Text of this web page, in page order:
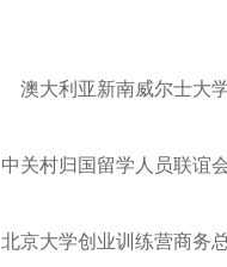
澳大利亚新南威尔士大
中关村归国留学人员联谊
北京大学创业训练营商务